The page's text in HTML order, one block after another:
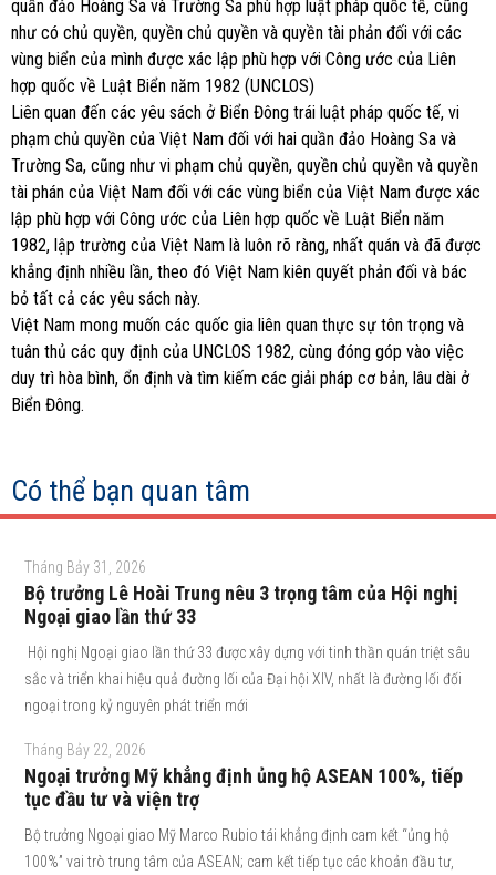
quần đảo Hoàng Sa và Trường Sa phù hợp luật pháp quốc tế, cũng
như có chủ quyền, quyền chủ quyền và quyền tài phản đối với các
vùng biển của mình được xác lập phù hợp với Công ước của Liên
hợp quốc về Luật Biển năm 1982 (UNCLOS)
Liên quan đến các yêu sách ở Biển Đông trái luật pháp quốc tế, vi
phạm chủ quyền của Việt Nam đối với hai quần đảo Hoàng Sa và
Trường Sa, cũng như vi phạm chủ quyền, quyền chủ quyền và quyền
tài phán của Việt Nam đối với các vùng biển của Việt Nam được xác
lập phù hợp với Công ước của Liên hợp quốc về Luật Biển năm
1982, lập trường của Việt Nam là luôn rõ ràng, nhất quán và đã được
khẳng định nhiều lần, theo đó Việt Nam kiên quyết phản đối và bác
bỏ tất cả các yêu sách này.
Việt Nam mong muốn các quốc gia liên quan thực sự tôn trọng và
tuân thủ các quy định của UNCLOS 1982, cùng đóng góp vào việc
duy trì hòa bình, ổn định và tìm kiếm các giải pháp cơ bản, lâu dài ở
Biển Đông.
Có thể bạn quan tâm
Tháng Bảy 31, 2026
Bộ trưởng Lê Hoài Trung nêu 3 trọng tâm của Hội nghị
Ngoại giao lần thứ 33
Hội nghị Ngoại giao lần thứ 33 được xây dựng với tinh thần quán triệt sâu
sắc và triển khai hiệu quả đường lối của Đại hội XIV, nhất là đường lối đối
ngoại trong kỷ nguyên phát triển mới
Tháng Bảy 22, 2026
Ngoại trưởng Mỹ khẳng định ủng hộ ASEAN 100%, tiếp
tục đầu tư và viện trợ
Bộ trưởng Ngoại giao Mỹ Marco Rubio tái khẳng định cam kết “ủng hộ
100%” vai trò trung tâm của ASEAN; cam kết tiếp tục các khoản đầu tư,